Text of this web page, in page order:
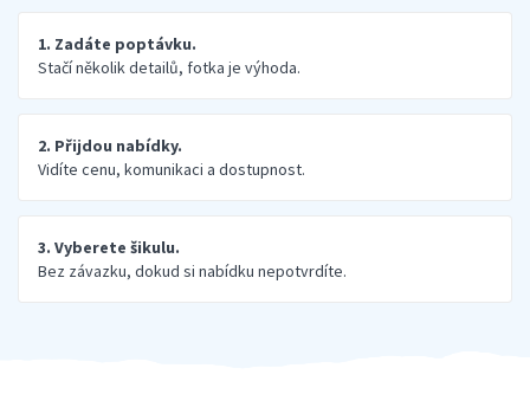
1. Zadáte poptávku.
Stačí několik detailů, fotka je výhoda.
2. Přijdou nabídky.
Vidíte cenu, komunikaci a dostupnost.
3. Vyberete šikulu.
Bez závazku, dokud si nabídku nepotvrdíte.